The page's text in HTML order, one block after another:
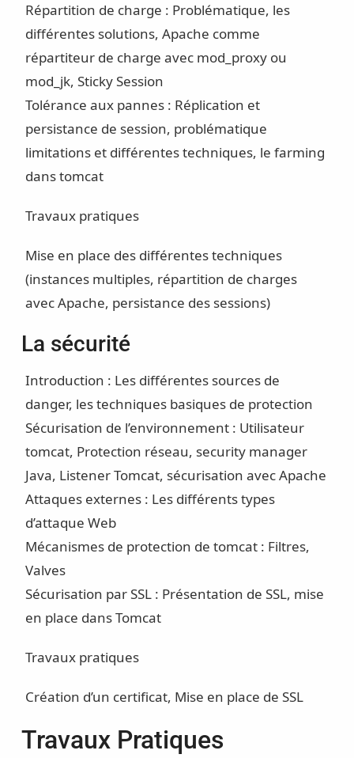
Répartition de charge : Problématique, les
différentes solutions, Apache comme
répartiteur de charge avec mod_proxy ou
mod_jk, Sticky Session
Tolérance aux pannes : Réplication et
persistance de session, problématique
limitations et différentes techniques, le farming
dans tomcat
Travaux pratiques
Mise en place des différentes techniques
(instances multiples, répartition de charges
avec Apache, persistance des sessions)
La sécurité
Introduction : Les différentes sources de
danger, les techniques basiques de protection
Sécurisation de l’environnement : Utilisateur
tomcat, Protection réseau, security manager
Java, Listener Tomcat, sécurisation avec Apache
Attaques externes : Les différents types
d’attaque Web
Mécanismes de protection de tomcat : Filtres,
Valves
Sécurisation par SSL : Présentation de SSL, mise
en place dans Tomcat
Travaux pratiques
Création d’un certificat, Mise en place de SSL
Travaux Pratiques